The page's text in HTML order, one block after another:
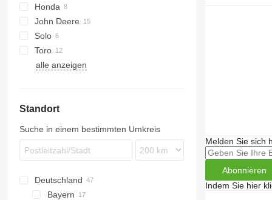
Disco
RZT
XT2
E
HYDRO
SM
Honda
HRD
HRH
HRM
HRX
P-series
R-series
SXG
John Deere
220 E-Cut
580
590
M-series
F-series
Solo
Park
RMA
Toro
alle anzeigen
Standort
Suche in einem bestimmten Umkreis
Deutschland
Bayern
Melden Sie sich
Abonnieren
Indem Sie hier